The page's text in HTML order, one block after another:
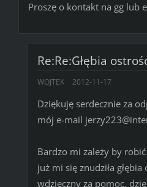
Proszę o kontakt na gg lub
Re:Re:Głębia
WOJTEK 2012-11-17
Dziękuję serdecznie za
mój e-mail
Bardzo mi zależy by
już mi się znudziła
wdzięczny za pomoc.